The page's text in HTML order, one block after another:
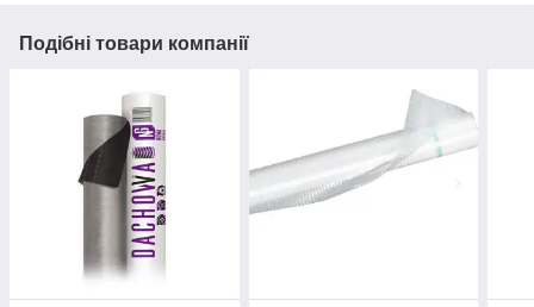
Подібні товари компанії